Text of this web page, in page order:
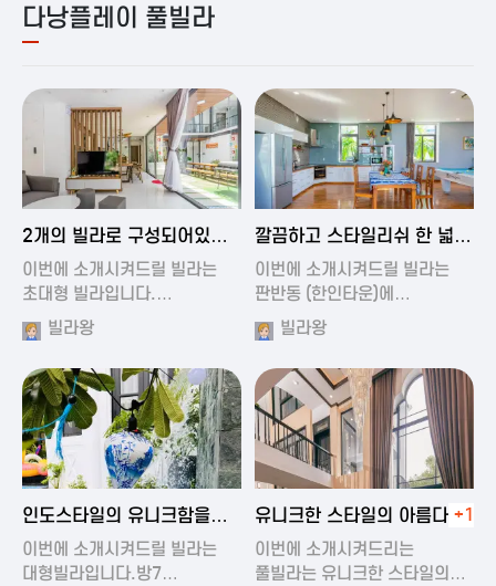
다낭플레이 풀빌라
2024-11-19 00:54
2개의 빌라로 구성되어있는
대형 풀빌…
이번에 소개시켜드릴 빌라는
초대형 빌라입니다.…
빌라왕
2024-11-19 01:27
깔끔하고 스타일리쉬 한 넓은
풀빌라
이번에 소개시켜드릴 빌라는
판반동 (한인타운)에…
빌라왕
2024-11-19 01:35
인도스타일의 유니크함을
가진 풀빌라
이번에 소개시켜드릴 빌라는
대형빌라입니다.방7…
2024-11-19 00:45
유니크한 스타일의 아름다운
풀빌라
+1
이번에 소개시켜드리는
풀빌라는 유니크한 스타일의…